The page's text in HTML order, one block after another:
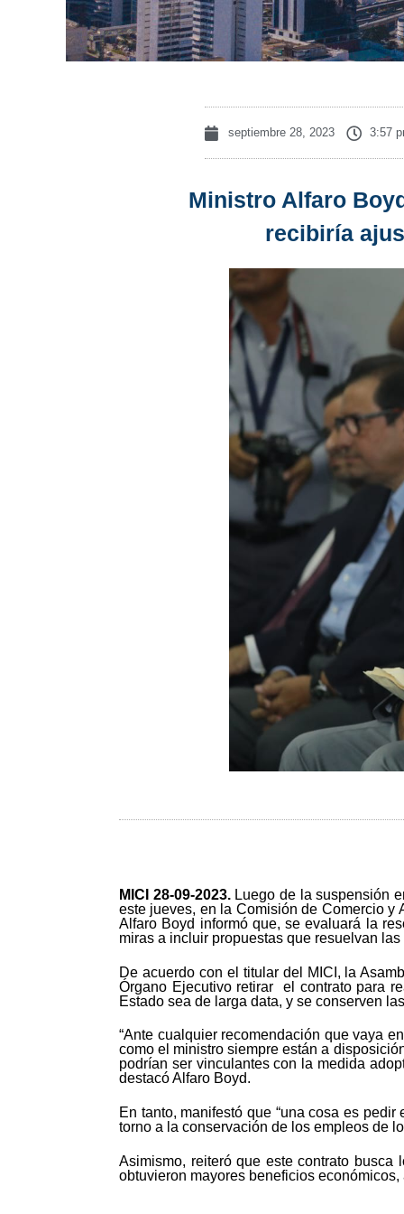
septiembre 28, 2023 3:57
Ministro Alfaro
recibiría
MICI 28-09-2023. Luego de la suspensión
este jueves, en la Comisión de Comercio y
Alfaro Boyd informó que, se evaluará la
miras a incluir propuestas que resuelvan
De acuerdo con el titular del MICI, la
Órgano Ejecutivo retirar el contrato para
Estado sea de larga data, y se conserven
“Ante cualquier recomendación que vaya
como el ministro siempre están a
podrían ser vinculantes con la medida
destacó Alfaro Boyd.
En tanto, manifestó que “una cosa es
torno a la conservación de los empleos de
Asimismo, reiteró que este contrato
obtuvieron mayores beneficios